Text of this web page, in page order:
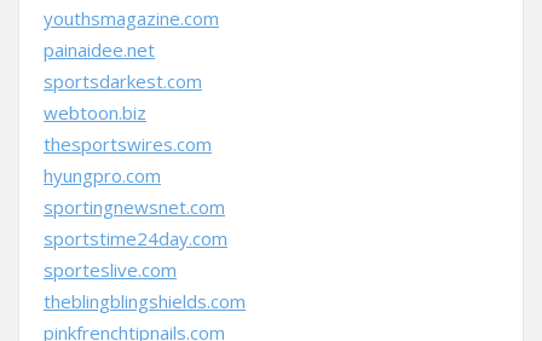
youthsmagazine.com
painaidee.net
sportsdarkest.com
webtoon.biz
thesportswires.com
hyungpro.com
sportingnewsnet.com
sportstime24day.com
sporteslive.com
theblingblingshields.com
pinkfrenchtipnails.com